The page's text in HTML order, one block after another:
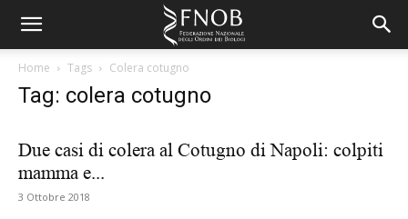
Home Tags Colera cotugno
Tag: colera cotugno
Due casi di colera al Cotugno di Napoli: colpiti
mamma e...
3 Ottobre 2018